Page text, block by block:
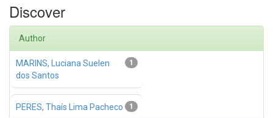
Discover
Author
1
MARINS, Luciana Suelen
dos Santos
1
PERES, Thaís Lima Pacheco